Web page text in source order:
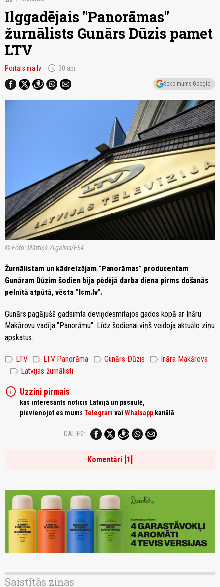
Ilggadējais "Panorāmas"
žurnālists Gunārs Dūzis pamet
LTV
Portāls nra.lv schedule 30.apr
Seko mums Google
© Foto: Mārtiņš Zilgalvis/F64
Žurnālistam un kādreizējam "Panorāmas" producentam
Gunāram Dūzim šodien bija pēdējā darba diena pirms došanās
pelnītā atpūtā, vēsta "lsm.lv".
Gunārs pagājušā gadsimta deviņdesmitajos gados kopā ar Ināru
Makārovu vadīja "Panorāmu". Līdz šodienai viņš veidoja aktuālo ziņu
apskatus.
label LTV label LTV Panorāma label Gunārs Dūzis label Ināra Makārova
label Latvijas žurnālisti
info Uzzini pirmais
kas interesants noticis Latvijā un pasaulē,
pievienojoties mums Telegram vai Whatsapp kanālā
DALIES:
Komentāri [1]
Saistītās ziņas